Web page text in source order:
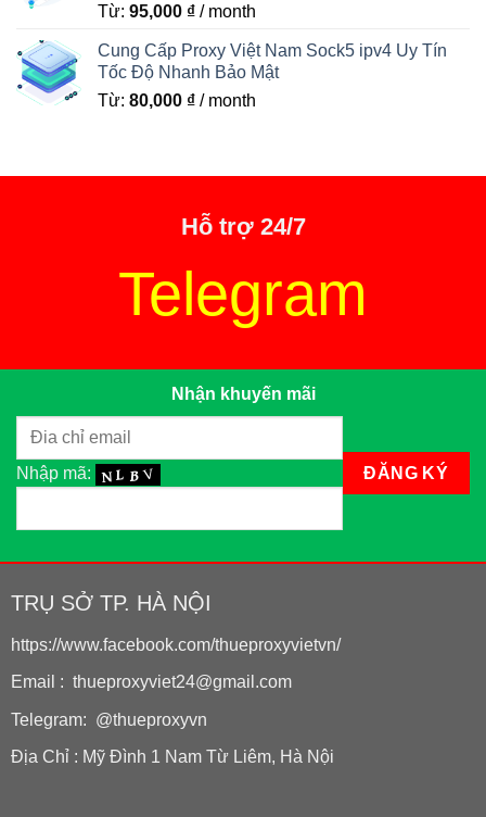
Từ: 95,000 ₫ / month
Cung Cấp Proxy Việt Nam Sock5 ipv4 Uy Tín
Tốc Độ Nhanh Bảo Mật
Từ: 80,000 ₫ / month
Hỗ trợ 24/7
Telegram
Nhận khuyến mãi
Nhập mã:
TRỤ SỞ TP. HÀ NỘI
https://www.facebook.com/thueproxyvietvn/
Email : thueproxyviet24@gmail.com
Telegram: @thueproxyvn
Địa Chỉ : Mỹ Đình 1 Nam Từ Liêm, Hà Nội